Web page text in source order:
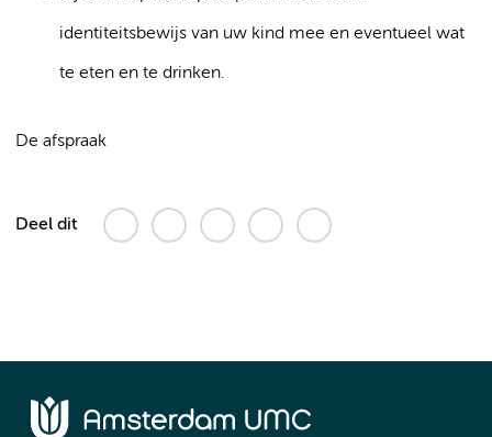
identiteitsbewijs van uw kind mee en eventueel wat
te eten en te drinken.
De afspraak
Deel dit